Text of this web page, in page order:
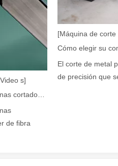
de tubos metálicos
s]
Guía 2026: Cómo las máquinas cortadoras de tubos por láser de fibra están revolucionando la fabricación de tuberías
de fibra
[Máquina de
El corte de metal
de precisión que